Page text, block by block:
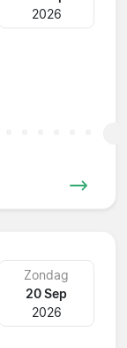
2026
Zondag
20 Sep
2026